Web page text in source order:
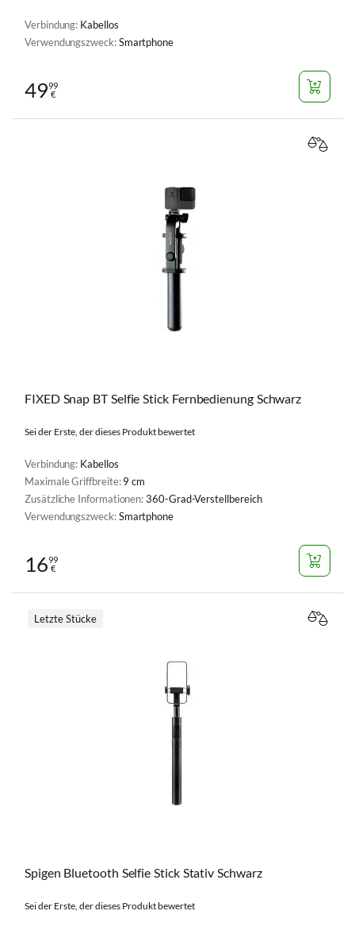
Verbindung: Kabellos
Verwendungszweck:Smartphone
4999
€
FIXED Snap BT Selfie Stick Fernbedienung Schwarz
Sei der Erste, der dieses Produkt bewertet
Verbindung: Kabellos
Maximale Griffbreite:9 cm
Zusätzliche Informationen:360-Grad-Verstellbereich
Verwendungszweck:Smartphone
1699
€
Spigen Bluetooth Selfie Stick Stativ Schwarz
Sei der Erste, der dieses Produkt bewertet
Letzte Stücke